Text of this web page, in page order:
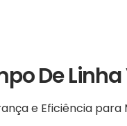
De
e Eficiência